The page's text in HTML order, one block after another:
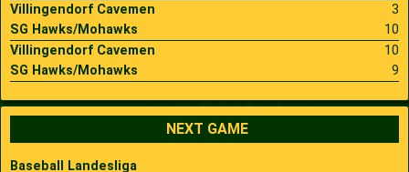
Villingendorf Cavemen
3
SG Hawks/Mohawks
10
Villingendorf Cavemen
10
SG Hawks/Mohawks
9
NEXT GAME
Baseball Landesliga